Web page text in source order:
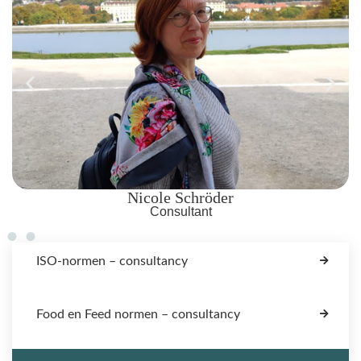
Ikbel Ben Amor
Consultant
ISO-normen – consultancy
Food en Feed normen – consultancy